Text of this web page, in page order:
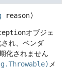
reason)
オブジェ
され、ベンダ
化されません
メ